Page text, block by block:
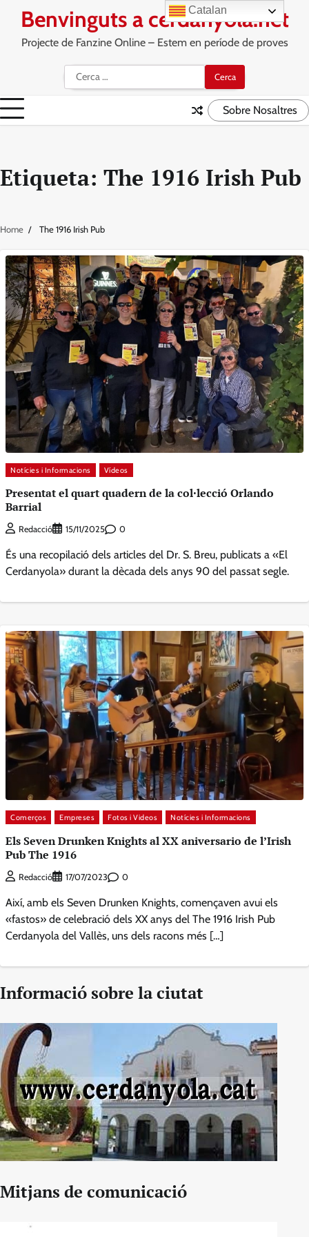
content
Benvinguts a cerdanyola.net
Projecte de Fanzine Online – Estem en període de proves
Cerca:
Sobre Nosaltres
Etiqueta: The 1916 Irish Pub
Home The 1916 Irish Pub
Notícies i Informacions Vídeos
Presentat el quart quadern de la col·lecció Orlando
Barrial
Redacció 15/11/2025 0
És una recopilació dels articles del Dr. S. Breu, publicats a «El
Cerdanyola» durant la dècada dels anys 90 del passat segle.
Comerços Empreses Fotos i Videos Notícies i Informacions
Els Seven Drunken Knights al XX aniversario de l’Irish
Pub The 1916
Redacció 17/07/2023 0
Així, amb els Seven Drunken Knights, començaven avui els
«fastos» de celebració dels XX anys del The 1916 Irish Pub
Cerdanyola del Vallès, uns dels racons més […]
Informació sobre la ciutat
Mitjans de comunicació
Catalan